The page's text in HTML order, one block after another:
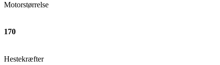
Motorstørrelse
170
Hestekræfter